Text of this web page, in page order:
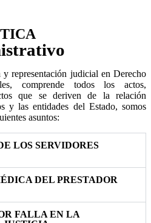
y representación judicial en Derecho
comprende todos los actos,
que se deriven de la relación
y las entidades del Estado, somos
asuntos:
LOS SERVIDORES
DEL PRESTADOR
FALLA EN LA